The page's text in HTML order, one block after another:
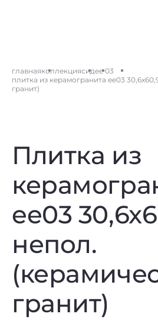
главнаяколлекциясидee 03
плитка из керамогранита ee03
гранит)
Плитка из
ee03
непол.
гранит)